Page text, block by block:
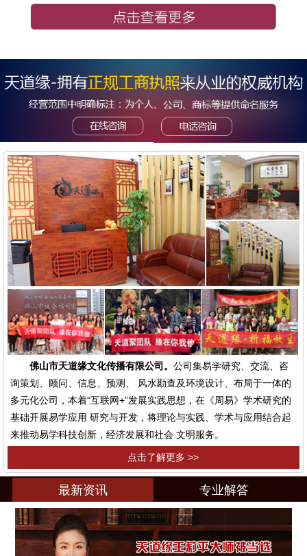
佛山市天道缘文化传播有限公司。 公司集易学研究、交流、咨
询策划、顾问、信息、预测、 风水勘查及环境设计、布局于一体的
多元化公司，本着“互联网+”发展实践思想，在《周易》学术研究的
基础开展易学应用 研究与开发，将理论与实践、学术与应用结合起
来推动易学科技创新，经济发展和社会 文明服务。
点击了解更多 >>
最新资讯 专业解答